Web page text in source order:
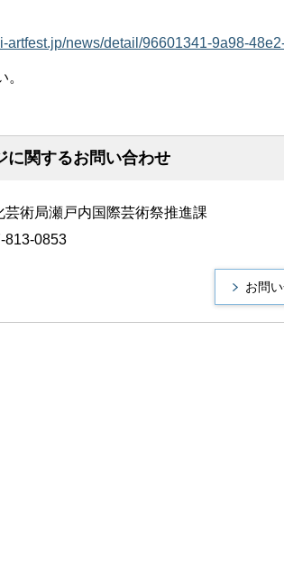
artfest.jp/news/detail/96601341-9a98-
。
に関するお問い合わせ
芸術局瀬戸内国際芸術祭推進課
813-0853